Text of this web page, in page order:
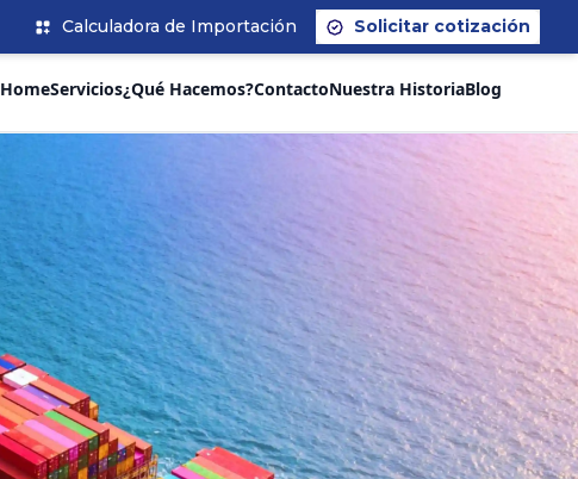
Calculadora de Importación Solicitar cotización
HomeServicios¿Qué Hacemos?ContactoNuestra HistoriaBlog